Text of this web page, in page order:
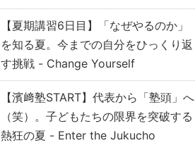
【夏期講習6日目】「なぜやるのか」
を知る夏。今までの自分をひっくり返
す挑戦 - Change Yourself
【濱﨑塾START】代表から「塾頭」へ
（笑）。子どもたちの限界を突破する
熱狂の夏 - Enter the Jukucho